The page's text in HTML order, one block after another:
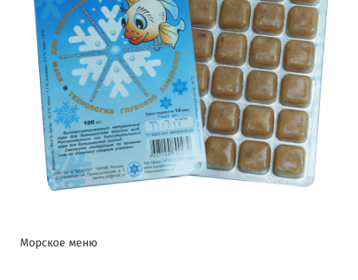
Морское меню